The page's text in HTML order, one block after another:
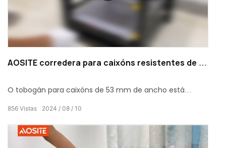
AOSITE corredera para caixóns resistentes de 53
O tobogán para caixóns de 53 mm de ancho está
exquisita artesanía, este tobogán para caixóns
converteuse nun produto estrela en talleres industriais,
2024 08 10
856 Vistas